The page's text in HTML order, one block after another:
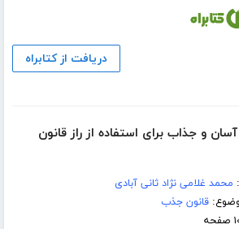
دریافت از کتابراه
و جذاب برای استفاده از راز قانون
محمد غلامی نژاد ثانی آبادی
قانون جذب